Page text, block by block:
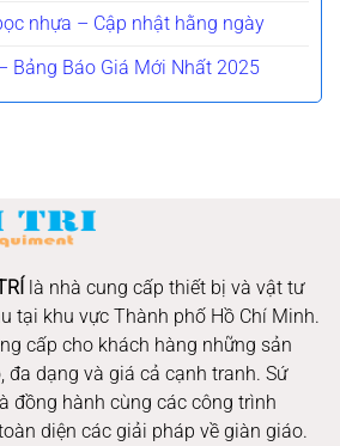
nhựa – Cập nhật hằng ngày
Bảng Báo Giá Mới Nhất 2025
là nhà cung cấp thiết bị và vật tư
tại khu vực Thành phố Hồ Chí Minh.
cấp cho khách hàng những sản
đa dạng và giá cả cạnh tranh. Sứ
đồng hành cùng các công trình
diện các giải pháp về giàn giáo.